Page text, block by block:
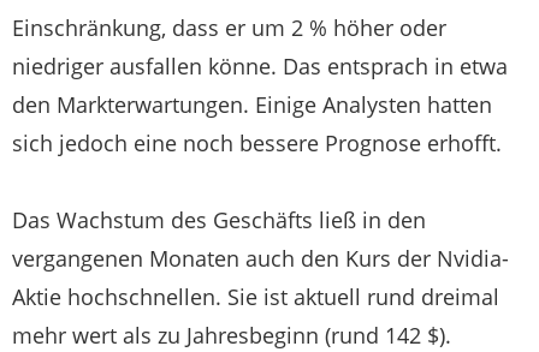
Einschränkung, dass er um 2 % höher oder
niedriger ausfallen könne. Das entsprach in etwa
den Markterwartungen. Einige Analysten hatten
sich jedoch eine noch bessere Prognose erhofft.
Das Wachstum des Geschäfts ließ in den
vergangenen Monaten auch den Kurs der Nvidia-
Aktie hochschnellen. Sie ist aktuell rund dreimal
mehr wert als zu Jahresbeginn (rund 142 $).